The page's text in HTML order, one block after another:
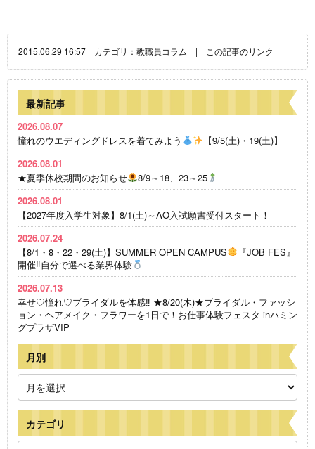
2015.06.29 16:57 カテゴリ： 教職員コラム | この記事のリンク
最新記事
2026.08.07
憧れのウエディングドレスを着てみよう
【9/5(土)・19(土)】
2026.08.01
★夏季休校期間のお知らせ
8/9～18、23～25
2026.08.01
【2027年度入学生対象】8/1(土)～AO入試願書受付スタート！
2026.07.24
【8/1・8・22・29(土)】SUMMER OPEN CAMPUS
『JOB FES』
開催‼自分で選べる業界体験
2026.07.13
幸せ♡憧れ♡ブライダルを体感‼ ★8/20(木)★ブライダル・ファッシ
ョン・ヘアメイク・フラワーを1日で！お仕事体験フェスタ inハミン
グプラザVIP
月別
カテゴリ